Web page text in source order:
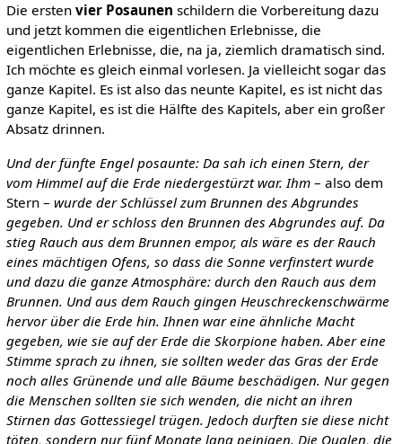
Die ersten vier Posaunen schildern die Vorbereitung dazu
und jetzt kommen die eigentlichen Erlebnisse, die
eigentlichen Erlebnisse, die, na ja, ziemlich dramatisch sind.
Ich möchte es gleich einmal vorlesen. Ja vielleicht sogar das
ganze Kapitel. Es ist also das neunte Kapitel, es ist nicht das
ganze Kapitel, es ist die Hälfte des Kapitels, aber ein großer
Absatz drinnen.
Und der fünfte Engel posaunte: Da sah ich einen Stern, der
vom Himmel auf die Erde niedergestürzt war. Ihm– also dem
Stern – wurde der Schlüssel zum Brunnen des Abgrundes
gegeben. Und er schloss den Brunnen des Abgrundes auf. Da
stieg Rauch aus dem Brunnen empor, als wäre es der Rauch
eines mächtigen Ofens, so dass die Sonne verfinstert wurde
und dazu die ganze Atmosphäre: durch den Rauch aus dem
Brunnen. Und aus dem Rauch gingen Heuschreckenschwärme
hervor über die Erde hin. Ihnen war eine ähnliche Macht
gegeben, wie sie auf der Erde die Skorpione haben. Aber eine
Stimme sprach zu ihnen, sie sollten weder das Gras der Erde
noch alles Grünende und alle Bäume beschädigen. Nur gegen
die Menschen sollten sie sich wenden, die nicht an ihren
Stirnen das Gottessiegel trügen. Jedoch durften sie diese nicht
töten, sondern nur fünf Monate lang peinigen. Die Qualen, die